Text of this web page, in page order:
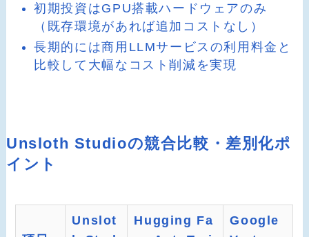
初期投資はGPU搭載ハードウェアのみ
（既存環境があれば追加コストなし）
長期的には商用LLMサービスの利用料金と
比較して大幅なコスト削減を実現
Unsloth Studioの競合比較・差別化ポ
イント
Unslot
Hugging Fa
Google